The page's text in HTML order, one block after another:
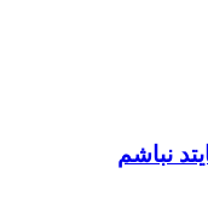
نباشم